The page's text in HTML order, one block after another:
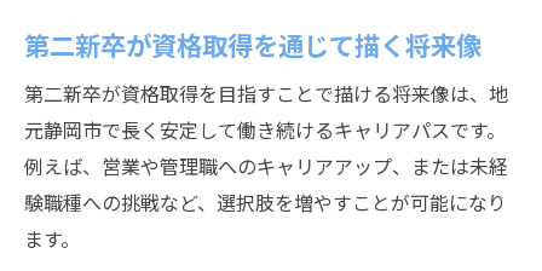
静岡市で安定を目指す第二新卒の資格計画
将来を見据えた第二新卒の資格選びの視点
資格取得で描く静岡市での安定キャリア
第二新卒が実践する資格取得のステップ
第二新卒が資格取得を通じて描く将来像
第二新卒が資格取得を目指すことで描ける将来像は、地
元静岡市で長く安定して働き続けるキャリアパスです。
例えば、営業や管理職へのキャリアアップ、または未経
験職種への挑戦など、選択肢を増やすことが可能になり
ます。